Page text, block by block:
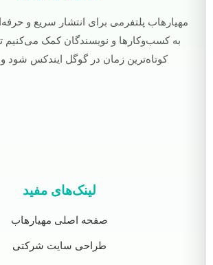
مهیارهاب پلتفرمی برای انتشار سریع و
به کسب‌وکارها و نویسندگان کمک می‌کنیم
کوتاه‌ترین زمان در گوگل ایندکس شود
لینک‌های مفید
صفحه اصلی مهیارهاب
طراحی سایت شرکتی